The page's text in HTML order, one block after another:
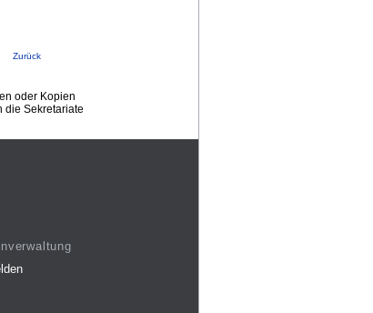
Zurück
oder Kopien
die Sekretariate